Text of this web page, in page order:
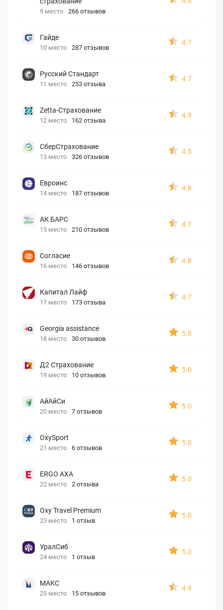
9 место 266 отзывов
Гайде
10 место 287 отзывов
4.7
Русский Стандарт
11 место 253 отзыва
4.7
Zetta-Страхование
12 место 162 отзыва
4.9
СберСтрахование
13 место 326 отзывов
4.5
Евроинс
14 место 187 отзывов
4.8
АК БАРС
15 место 210 отзывов
4.7
Согласие
16 место 146 отзывов
4.8
Капитал Лайф
17 место 173 отзыва
4.7
Georgia assistance
18 место 30 отзывов
5.0
Д2 Страхование
19 место 10 отзывов
5.0
АйАйСи
20 место 7 отзывов
5.0
OxySport
21 место 6 отзывов
5.0
ERGO AXA
22 место 2 отзыва
5.0
Oxy Travel Premium
23 место 1 отзыв
5.0
УралСиб
24 место 1 отзыв
5.0
МАКС
25 место 15 отзывов
4.9